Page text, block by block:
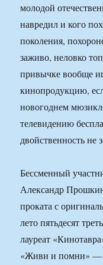
молодой
навредил и кого
поколения,
заживо, неловко
привычке вообще
кинопродукцию,
новогоднем
телевидению
двойственность не
Бессменный
Александр
проката с
лето пятьдесят
лауреат
«Живи и помни» —